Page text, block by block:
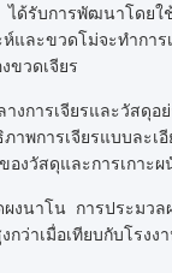
ด้รับการพัฒนาโดยใ
และขวดโม่จะทำกา
ขวดเจียร
างการเจียรและวัส
พการเจียรแบบละเ
งวัสดุและการเกาะผ
งนาโน การประมว
ว่าเมื่อเทียบกับโรงง